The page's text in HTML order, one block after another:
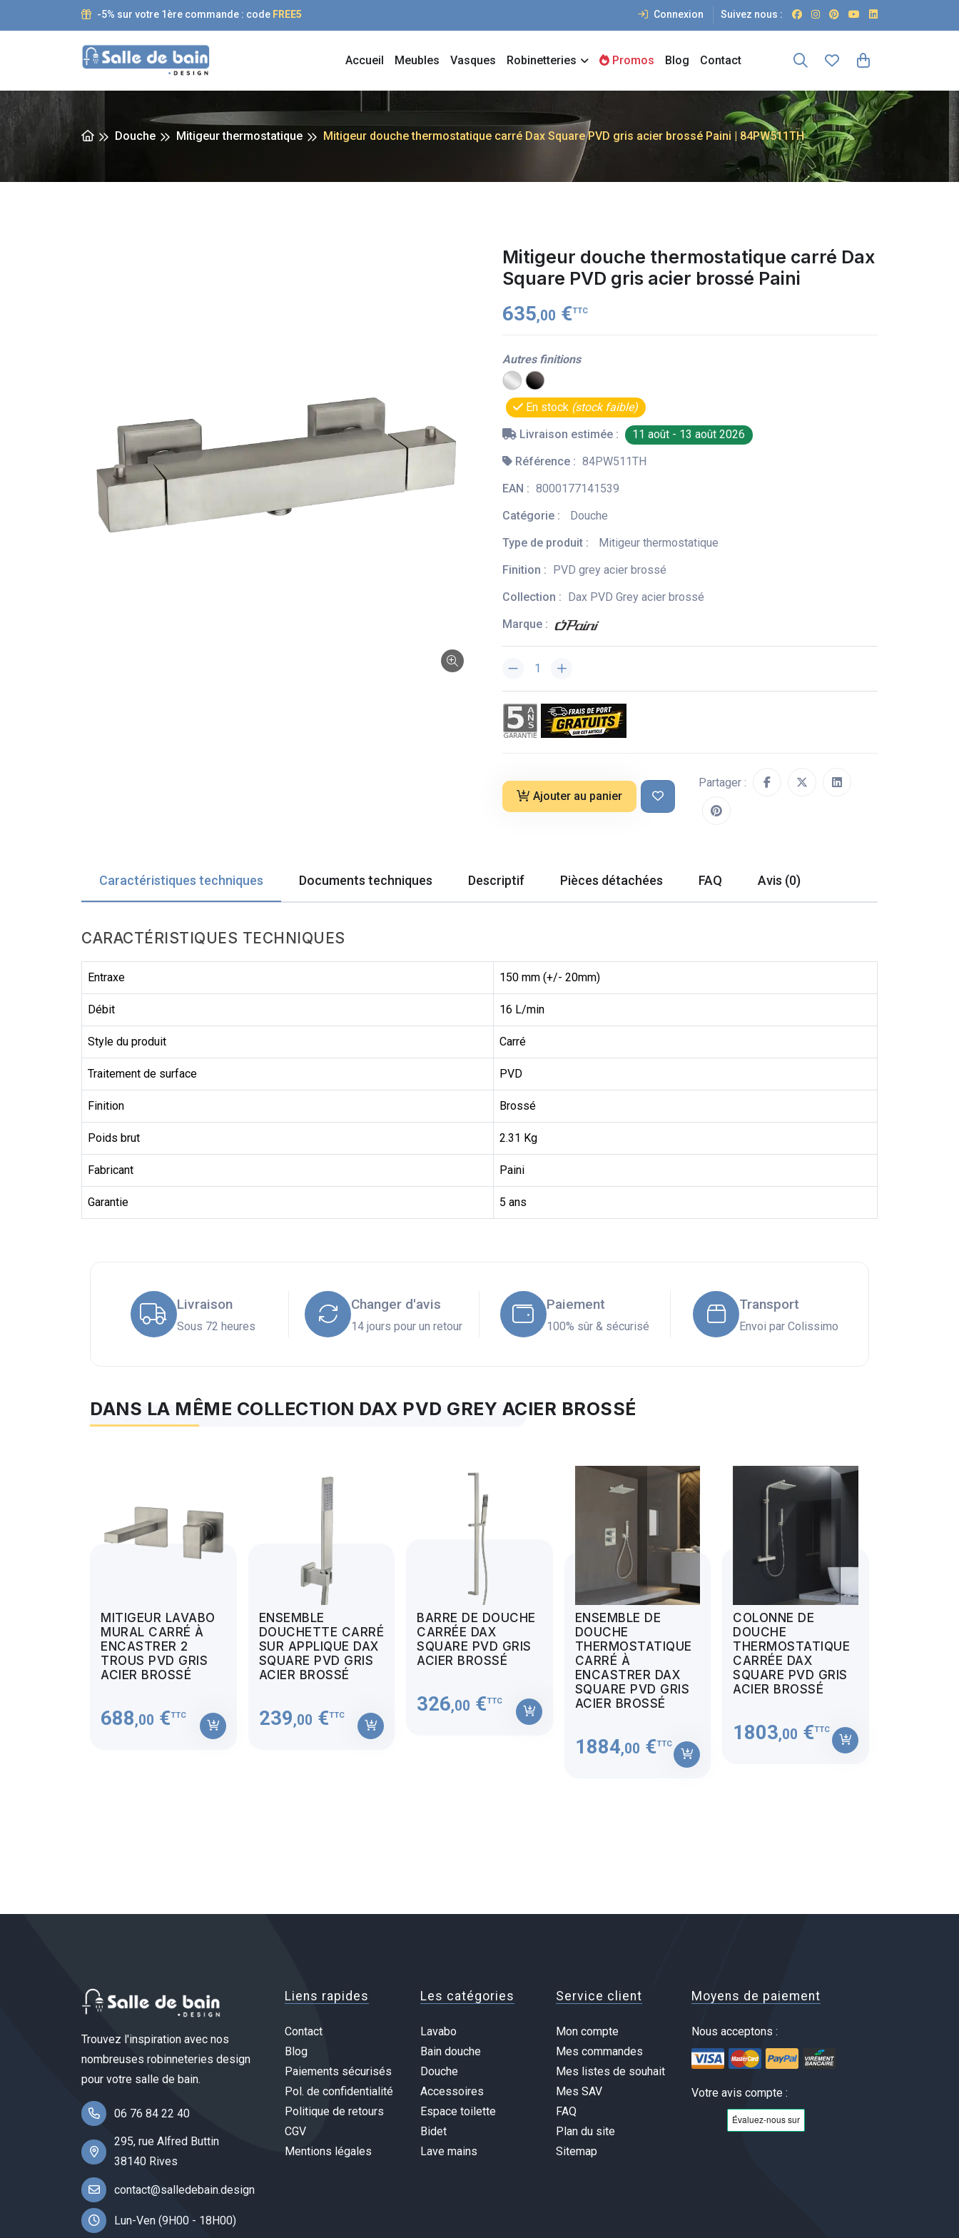
-5% sur votre 1ère commande : code FREE5 Connexion Suivez nous :
Accueil Meubles Vasques Robinetteries Promos Blog Contact
Douche Mitigeur thermostatique Mitigeur douche thermostatique carré Dax Square PVD gris acier brossé Paini | 84PW511TH
Mitigeur douche thermostatique carré Dax
Square PVD gris acier brossé Paini
635,00 €TTC
Autres finitions
En stock (stock faible)
Livraison estimée :
11 août - 13 août 2026
Référence : 84PW511TH
EAN : 8000177141539
Catégorie :
Douche
Type de produit :
Mitigeur thermostatique
Finition :
PVD grey acier brossé
Collection :
Dax PVD Grey acier brossé
Marque :
Ajouter au panier
Partager :
Caractéristiques techniques Documents techniques Descriptif Pièces détachées FAQ Avis (0)
CARACTÉRISTIQUES TECHNIQUES
Entraxe 150 mm (+/- 20mm)
Débit 16 L/min
Style du produit Carré
Traitement de surface PVD
Finition Brossé
Poids brut 2.31 Kg
Fabricant Paini
Garantie 5 ans
Livraison
Sous 72 heures
Changer d'avis
14 jours pour un retour
Paiement
100% sûr & sécurisé
Transport
Envoi par Colissimo
DANS LA MÊME COLLECTION DAX PVD GREY ACIER BROSSÉ
MITIGEUR LAVABO
MURAL CARRÉ À
ENCASTRER 2
TROUS PVD GRIS
ACIER BROSSÉ
688,00 €TTC
ENSEMBLE
DOUCHETTE CARRÉ
SUR APPLIQUE DAX
SQUARE PVD GRIS
ACIER BROSSÉ
239,00 €TTC
BARRE DE DOUCHE
CARRÉE DAX
SQUARE PVD GRIS
ACIER BROSSÉ
326,00 €TTC
ENSEMBLE DE
DOUCHE
THERMOSTATIQUE
CARRÉ À
ENCASTRER DAX
SQUARE PVD GRIS
ACIER BROSSÉ
1884,00 €TTC
COLONNE DE
DOUCHE
THERMOSTATIQUE
CARRÉE DAX
SQUARE PVD GRIS
ACIER BROSSÉ
1803,00 €TTC
Trouvez l'inspiration avec nos
nombreuses robinneteries design
pour votre salle de bain.
06 76 84 22 40
295, rue Alfred Buttin
38140 Rives
contact@salledebain.design
Lun-Ven (9H00 - 18H00)
Liens rapides
Contact
Blog
Paiements sécurisés
Pol. de confidentialité
Politique de retours
CGV
Mentions légales
Les catégories
Lavabo
Bain douche
Douche
Accessoires
Espace toilette
Bidet
Lave mains
Service client
Mon compte
Mes commandes
Mes listes de souhait
Mes SAV
FAQ
Plan du site
Sitemap
Moyens de paiement
Nous acceptons :
Votre avis compte :